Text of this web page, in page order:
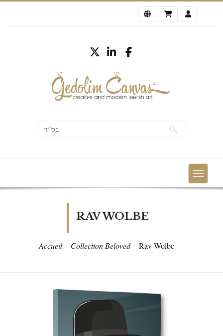
RAV WOLBE
Accueil Collection Beloved Rav Wolbe